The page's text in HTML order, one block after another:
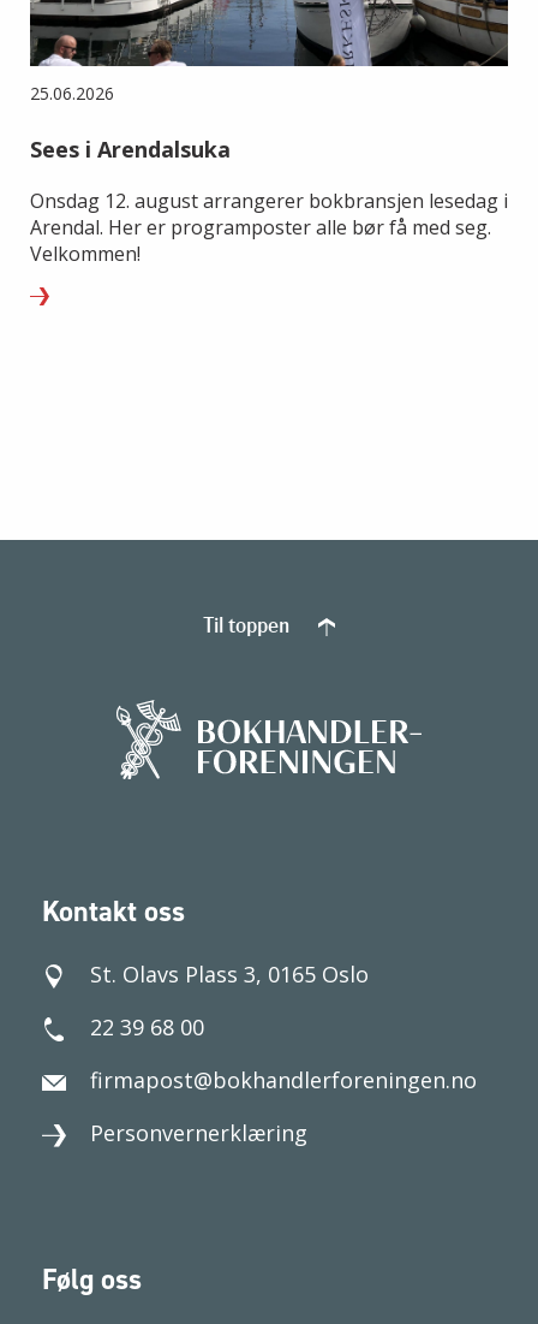
25.06.2026
Sees i Arendalsuka
Onsdag 12. august arrangerer bokbransjen lesedag i
Arendal. Her er programposter alle bør få med seg.
Velkommen!
Kontakt oss
St. Olavs Plass 3, 0165 Oslo
22 39 68 00
firmapost@bokhandlerforeningen.no
Personvernerklæring
Følg oss
Til toppen